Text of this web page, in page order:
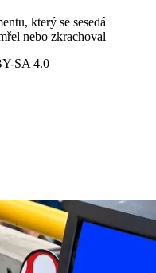
který se sesedá
nebo zkrachoval
SA 4.0